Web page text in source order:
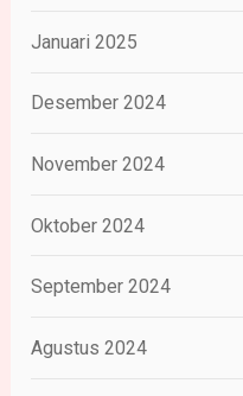
Januari 2025
Desember 2024
November 2024
Oktober 2024
September 2024
Agustus 2024